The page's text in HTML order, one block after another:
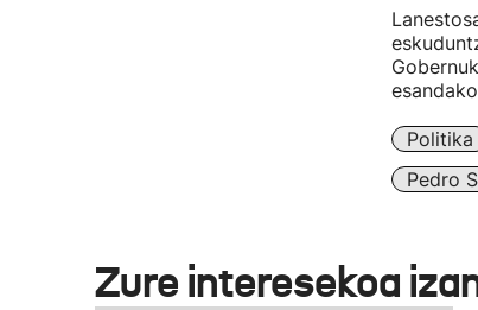
Politika
Pedro
Zure interesekoa